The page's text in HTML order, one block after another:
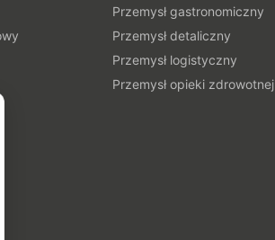
Przemysł gastronomiczny
Przemysł detaliczny
Przemysł logistyczny
Przemysł opieki zdrowotnej